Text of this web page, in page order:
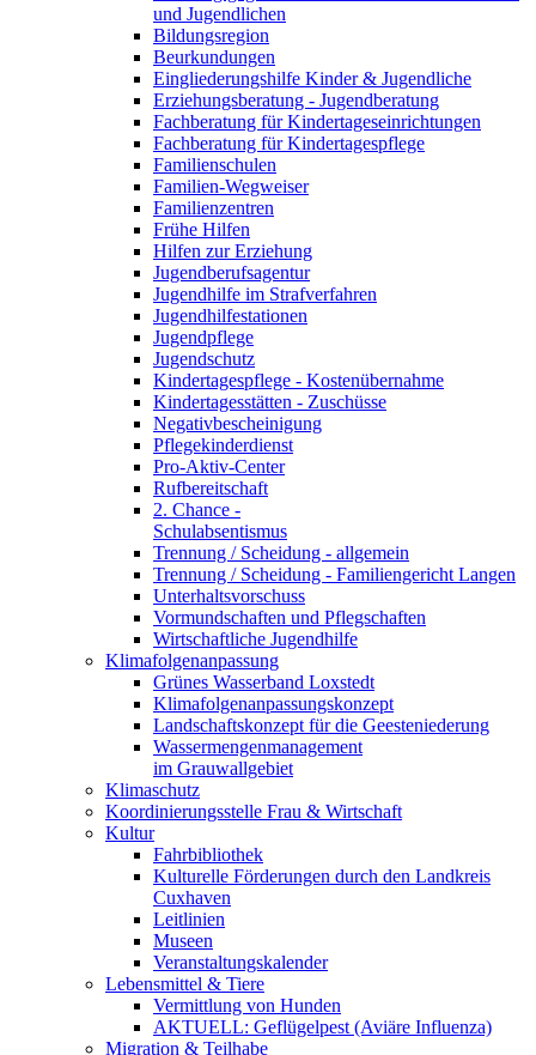
und Jugendlichen
Bildungsregion
Beurkundungen
Eingliederungshilfe Kinder & Jugendliche
Erziehungsberatung - Jugendberatung
Fachberatung für Kindertageseinrichtungen
Fachberatung für Kindertagespflege
Familienschulen
Familien-Wegweiser
Familienzentren
Frühe Hilfen
Hilfen zur Erziehung
Jugendberufsagentur
Jugendhilfe im Strafverfahren
Jugendhilfestationen
Jugendpflege
Jugendschutz
Kindertagespflege - Kostenübernahme
Kindertagesstätten - Zuschüsse
Negativbescheinigung
Pflegekinderdienst
Pro-Aktiv-Center
Rufbereitschaft
2. Chance -
Schulabsentismus
Trennung / Scheidung - allgemein
Trennung / Scheidung - Familiengericht Langen
Unterhaltsvorschuss
Vormundschaften und Pflegschaften
Wirtschaftliche Jugendhilfe
Klimafolgenanpassung
Grünes Wasserband Loxstedt
Klimafolgenanpassungskonzept
Landschaftskonzept für die Geesteniederung
Wassermengenmanagement
im Grauwallgebiet
Klimaschutz
Koordinierungsstelle Frau & Wirtschaft
Kultur
Fahrbibliothek
Kulturelle Förderungen durch den Landkreis
Cuxhaven
Leitlinien
Museen
Veranstaltungskalender
Lebensmittel & Tiere
Vermittlung von Hunden
AKTUELL: Geflügelpest (Aviäre Influenza)
Migration & Teilhabe